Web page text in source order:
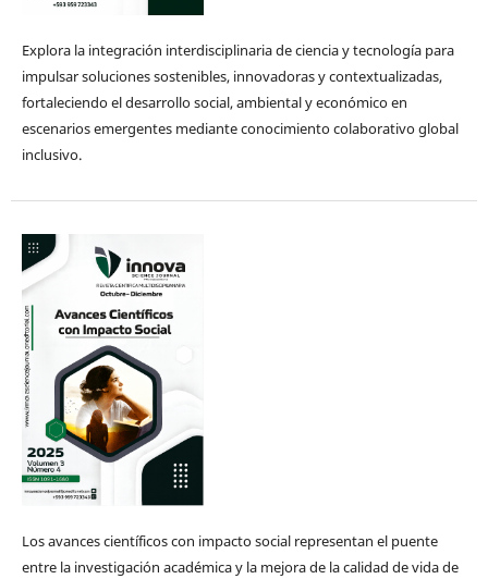
Explora la integración interdisciplinaria de ciencia y tecnología para
impulsar soluciones sostenibles, innovadoras y contextualizadas,
fortaleciendo el desarrollo social, ambiental y económico en
escenarios emergentes mediante conocimiento colaborativo global
inclusivo.
Los avances científicos con impacto social representan el puente
entre la investigación académica y la mejora de la calidad de vida de